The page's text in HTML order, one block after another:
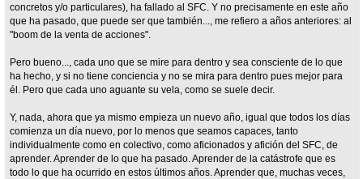
concretos y/o particulares), ha fallado al SFC. Y no precisamente en este año
que ha pasado, que puede ser que también..., me refiero a años anteriores: al
"boom de la venta de acciones".
Pero bueno..., cada uno que se mire para dentro y sea consciente de lo que
ha hecho, y si no tiene conciencia y no se mira para dentro pues mejor para
él. Pero que cada uno aguante su vela, como se suele decir.
Y, nada, ahora que ya mismo empieza un nuevo año, igual que todos los días
comienza un día nuevo, por lo menos que seamos capaces, tanto
individualmente como en colectivo, como aficionados y afición del SFC, de
aprender. Aprender de lo que ha pasado. Aprender de la catástrofe que es
todo lo que ha ocurrido en estos últimos años. Aprender que, muchas veces,